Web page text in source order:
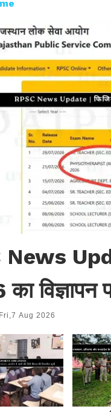
विज्ञापन
Fri,7 Aug 2026